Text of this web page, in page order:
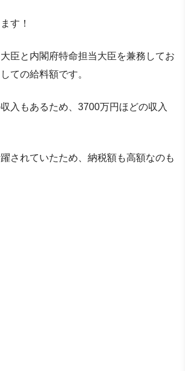
す！
臣と内閣府特命担当大臣を兼務してお
ての給料額です。
入もあるため、3700万円ほどの収入
されていたため、納税額も高額なのも